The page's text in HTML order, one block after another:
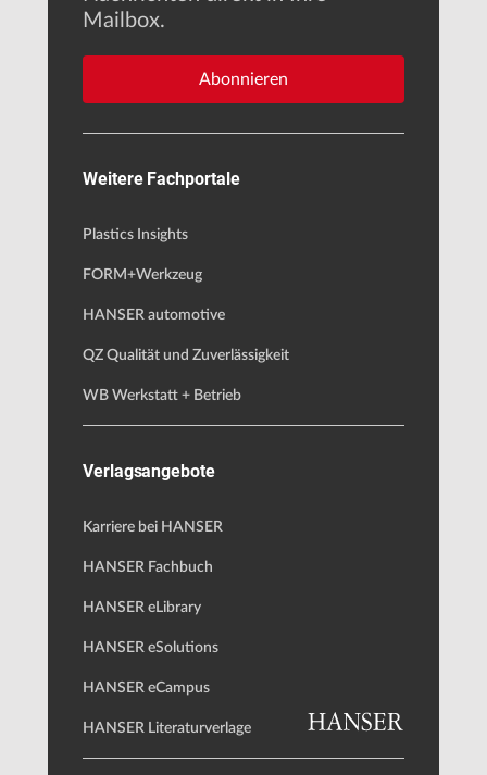
Mailbox.
Abonnieren
Weitere Fachportale
Plastics Insights
FORM+Werkzeug
HANSER automotive
QZ Qualität und Zuverlässigkeit
WB Werkstatt + Betrieb
Verlagsangebote
Karriere bei HANSER
HANSER Fachbuch
HANSER eLibrary
HANSER eSolutions
HANSER eCampus
HANSER Literaturverlage